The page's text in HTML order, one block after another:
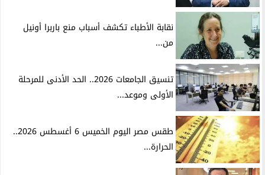
نقابة الأطباء تكشف أسباب منع باربرا أونيل
من...
تنسيق الجامعات 2026.. الحد الأدنى للمرحلة
الأولى وموعد...
طقس مصر اليوم الخميس 6 أغسطس 2026..
الحرارة...